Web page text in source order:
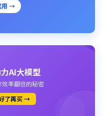
用 →
AI大模型
率翻倍的秘密
了再买 →